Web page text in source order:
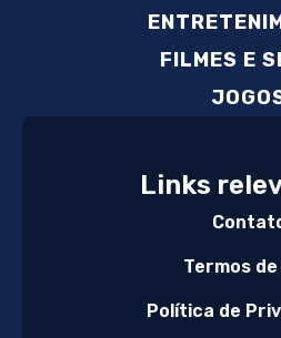
FILMES E
Links
Termos de
Política de